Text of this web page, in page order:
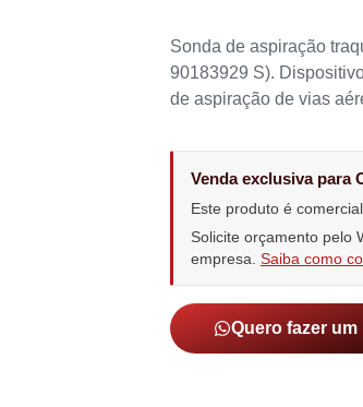
Sonda de aspiração
90183929 S).
de aspiração de vias
Venda exclusiva para
Este produto é
Solicite orçamento pelo
empresa. Saiba como
Quero fazer